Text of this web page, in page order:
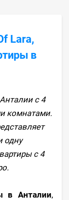
Lara,
в
с 4
комнатами.
одну
с 4
в Анталии,